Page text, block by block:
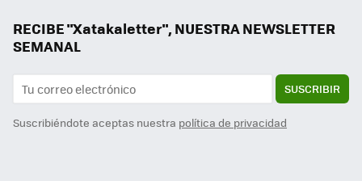
RECIBE "Xatakaletter", NUESTRA NEWSLETTER
SEMANAL
SUSCRIBIR
Suscribiéndote aceptas nuestra política de privacidad